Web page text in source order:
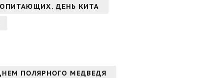
ДЕНЬ КИТА
ПОЛЯРНОГО МЕДВЕДЯ